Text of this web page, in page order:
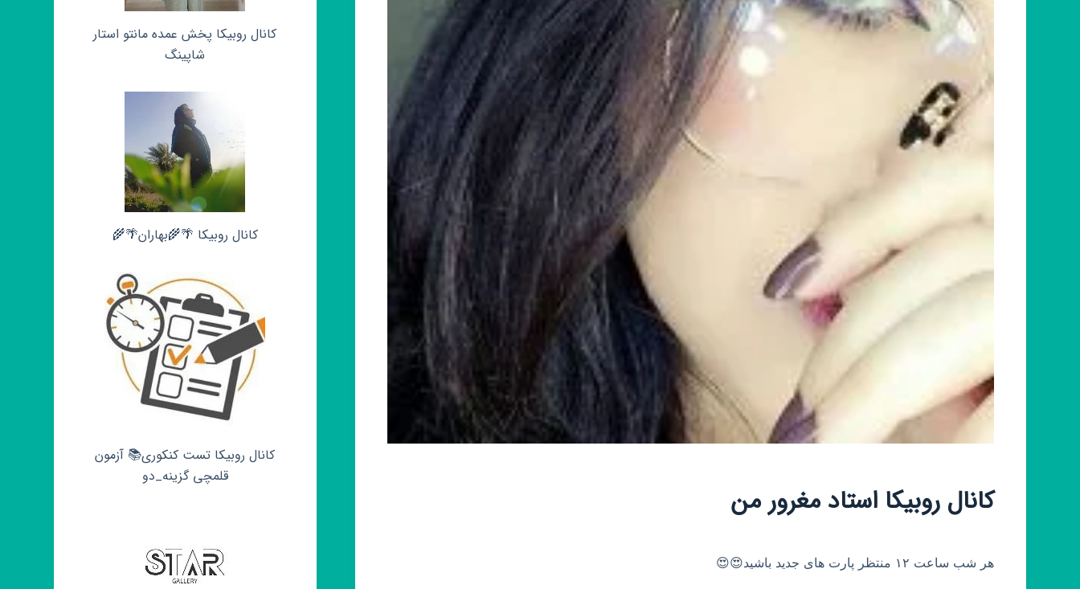
کانال روبیکا استاد مغرور من
هر شب ساعت ۱۲ منتظر پارت های جدید باشید😍😍
کانال روبیکا پخش عمده مانتو استار
شاپینگ
کانال روبیکا 🌴🌾بهاران🌴🌾
کانال روبیکا تست کنکوری📚 آزمون
قلمچی‌‌ گزینه_دو